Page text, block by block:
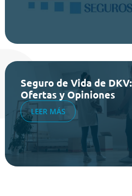
Seguro de Vida de
Ofertas y Opiniones
LEER MÁS